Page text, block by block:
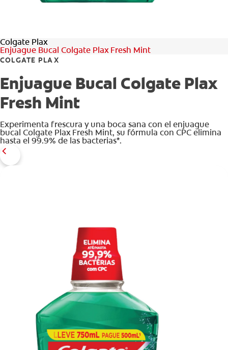
Colgate Plax
Enjuague Bucal Colgate Plax Fresh Mint
COLGATE PLAX
Enjuague Bucal Colgate Plax
Fresh Mint
Experimenta frescura y una boca sana con el enjuague
bucal Colgate Plax Fresh Mint, su fórmula con CPC elimina
hasta el 99.9% de las bacterias*.